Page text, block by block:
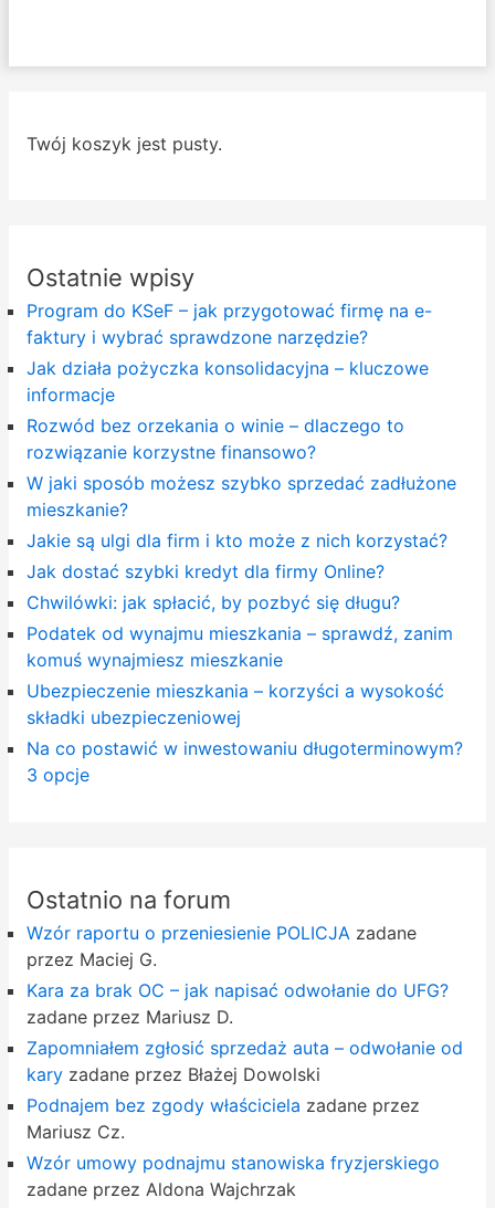
Twój koszyk jest pusty.
Ostatnie wpisy
Program do KSeF – jak przygotować firmę na e-
faktury i wybrać sprawdzone narzędzie?
Jak działa pożyczka konsolidacyjna – kluczowe
informacje
Rozwód bez orzekania o winie – dlaczego to
rozwiązanie korzystne finansowo?
W jaki sposób możesz szybko sprzedać zadłużone
mieszkanie?
Jakie są ulgi dla firm i kto może z nich korzystać?
Jak dostać szybki kredyt dla firmy Online?
Chwilówki: jak spłacić, by pozbyć się długu?
Podatek od wynajmu mieszkania – sprawdź, zanim
komuś wynajmiesz mieszkanie
Ubezpieczenie mieszkania – korzyści a wysokość
składki ubezpieczeniowej
Na co postawić w inwestowaniu długoterminowym?
3 opcje
Ostatnio na forum
Wzór raportu o przeniesienie POLICJAzadane
przez Maciej G.
Kara za brak OC – jak napisać odwołanie do UFG?
zadane przez Mariusz D.
Zapomniałem zgłosić sprzedaż auta – odwołanie od
karyzadane przez Błażej Dowolski
Podnajem bez zgody właściciela zadane przez
Mariusz Cz.
Wzór umowy podnajmu stanowiska fryzjerskiego
zadane przez Aldona Wajchrzak